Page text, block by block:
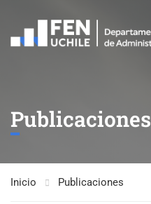
Publicaciones
Inicio Publicaciones